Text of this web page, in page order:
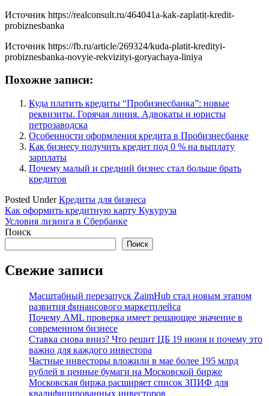
Источник https://realconsult.ru/464041a-kak-zaplatit-kredit-
probiznesbanka
Источник https://fb.ru/article/269324/kuda-platit-kredityi-
probiznesbanka-novyie-rekvizityi-goryachaya-liniya
Похожие записи:
Куда платить кредиты “Пробизнесбанка”: новые
реквизиты. Горячая линия. Адвокаты и юристы
петрозаводска
Особенности оформления кредита в Пробизнесбанке
Как бизнесу получить кредит под 0 % на выплату
зарплаты
Почему малый и средний бизнес стал больше брать
кредитов
Posted UnderКредиты для бизнеса
Навигация
по
Как оформить ​кредитную карту Кукуруза
Условия лизинга в Сбербанке
Поиск
Поиск
Свежие записи
Масштабный перезапуск ZaimHub стал новым этапом
развития финансового маркетплейса
Почему AML проверка имеет решающее значение в
современном бизнесе
Ставка снова вниз? Что решит ЦБ 19 июня и почему это
важно для каждого инвестора
Частные инвесторы вложили в мае более 195 млрд
рублей в ценные бумаги на Московской бирже
Московская биржа расширяет список ЗПИФ для
квалифицированных инвесторов